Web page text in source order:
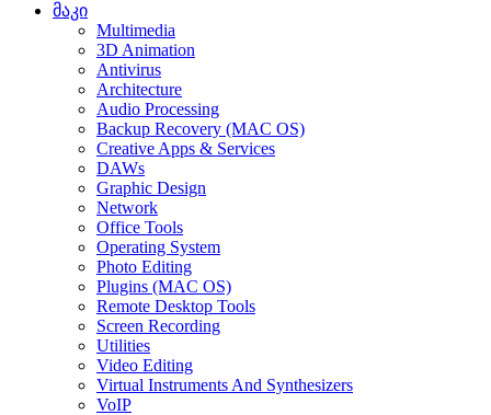
მაკი
Multimedia
3D Animation
Antivirus
Architecture
Audio Processing
Backup Recovery (MAC OS)
Creative Apps & Services
DAWs
Graphic Design
Network
Office Tools
Operating System
Photo Editing
Plugins (MAC OS)
Remote Desktop Tools
Screen Recording
Utilities
Video Editing
Virtual Instruments And Synthesizers
VoIP